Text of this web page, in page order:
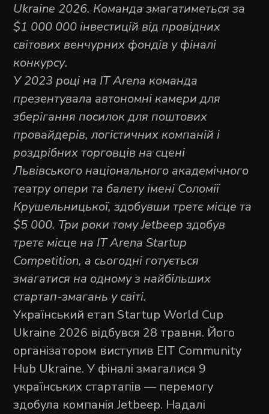
Ukraine 2026. Команда змагатиметься за
$1 000 000 інвестицій від провідних
світових венчурних фондів у фіналі
конкурсу.
У 2023 році на IT Arena команда
презентувала автономні камери для
зберігання посилок для поштових
провайдерів, логістичних компаній і
роздрібних торговців на сцені
Львівського національного академічного
театру опери та балету імені Соломії
Крушельницької, здобувши третє місце та
$5 000. Три роки тому Jetbeep здобув
третє місце на IT Arena Startup
Competition, а сьогодні готується
змагатися на одному з найбільших
стартап-змагань у світі.
Український етап Startup World Cup
Ukraine 2026 відбувся 28 травня. Його
організатором виступив EIT Community
Hub Ukraine. У фіналі змагалися 9
українських стартапів — перемогу
здобула компанія Jetbeep. Надалі